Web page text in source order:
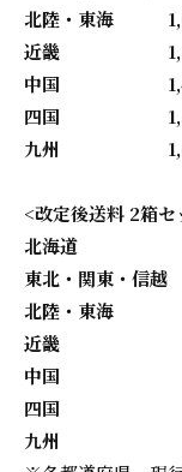
北陸・東海
近畿
中国
四国
九州
<改定後送料 2箱セ
北海道
東北・関東・信
北陸・東海
近畿
中国
四国
九州